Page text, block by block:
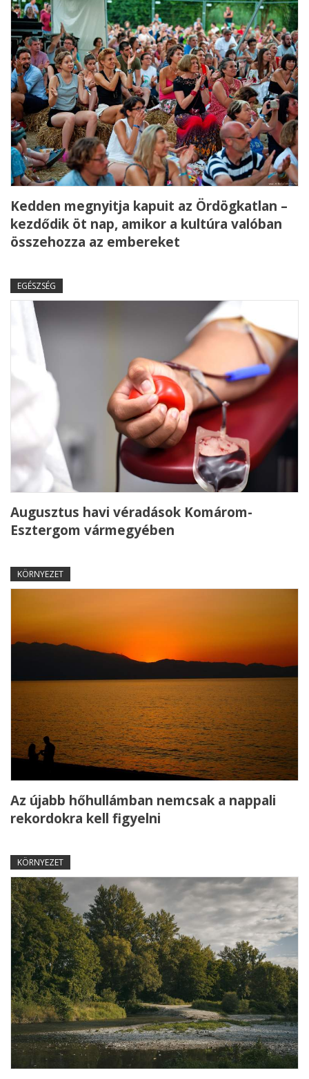
Kedden megnyitja kapuit az Ördögkatlan –
kezdődik öt nap, amikor a kultúra valóban
összehozza az embereket
EGÉSZSÉG
Augusztus havi véradások Komárom-
Esztergom vármegyében
KÖRNYEZET
Az újabb hőhullámban nemcsak a nappali
rekordokra kell figyelni
KÖRNYEZET